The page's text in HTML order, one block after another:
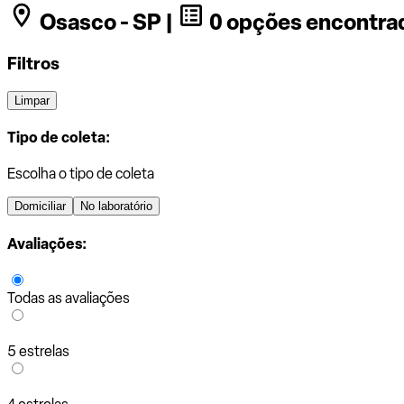
Osasco - SP | 0 opções
Filtros
Limpar
Tipo de coleta:
Escolha o tipo de coleta
Domiciliar No laboratório
Avaliações:
Todas as avaliações
5 estrelas